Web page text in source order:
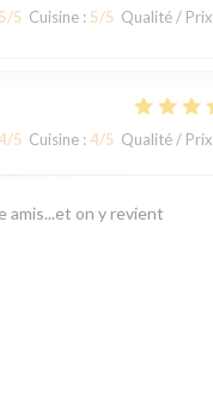
5/5 Cuisine : 5/5 Qualité / Prix
/5 Cuisine : 4/5 Qualité / Prix
amis...et on y revient